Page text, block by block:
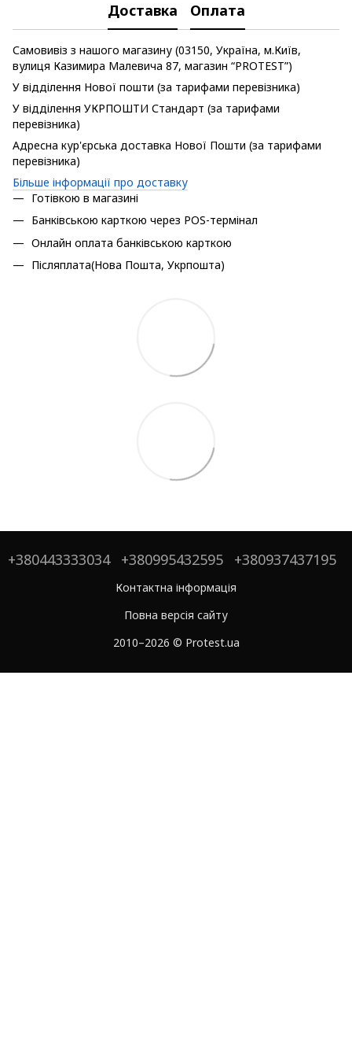
Доставка Оплата
Самовивіз з нашого магазину (03150, Україна, м.Київ,
вулиця Казимира Малевича 87, магазин “PROTEST”)
У відділення Нової пошти (за тарифами перевізника)
У відділення УКРПОШТИ Стандарт (за тарифами
перевізника)
Адресна кур'єрська доставка Нової Пошти (за тарифами
перевізника)
Більше інформації про доставку
Готівкою в магазині
Банківською карткою через POS-термінал
Онлайн оплата банківською карткою
Післяплата(Нова Пошта, Укрпошта)
+380443333034 +380995432595 +380937437195
Контактна інформація
Повна версія сайту
2010–2026 © Protest.ua